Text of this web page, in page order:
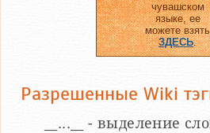
чувашском
языке, ее
можете взять
ЗДЕСЬ.
Разрешенные Wiki
__...__ - выделение